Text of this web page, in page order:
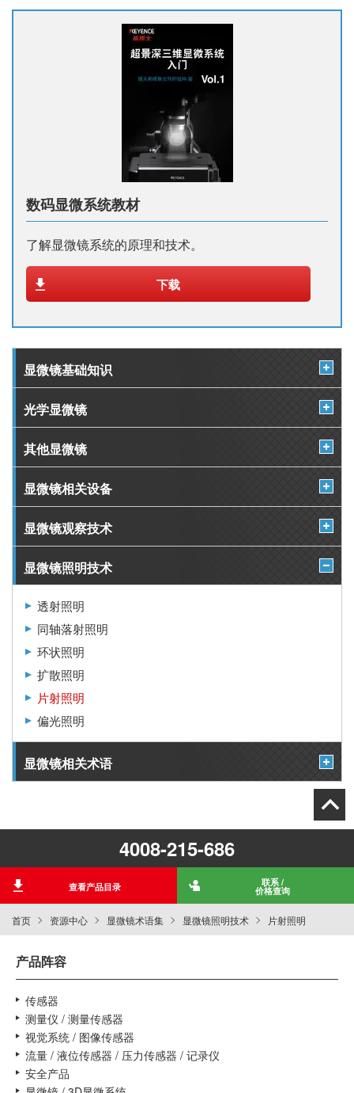
首页 资源中心 显微镜术语集 显微镜照明技术 片射照明
数码显微系统教材
了解显微镜系统的原理和技术。
下载
显微镜基础知识
光学显微镜
其他显微镜
显微镜相关设备
显微镜观察技术
显微镜照明技术
透射照明
同轴落射照明
环状照明
扩散照明
片射照明
偏光照明
显微镜相关术语
4008-215-686
查看产品目录 联系 /
价格查询
产品阵容
传感器
测量仪 / 测量传感器
视觉系统 / 图像传感器
流量 / 液位传感器 / 压力传感器 / 记录仪
安全产品